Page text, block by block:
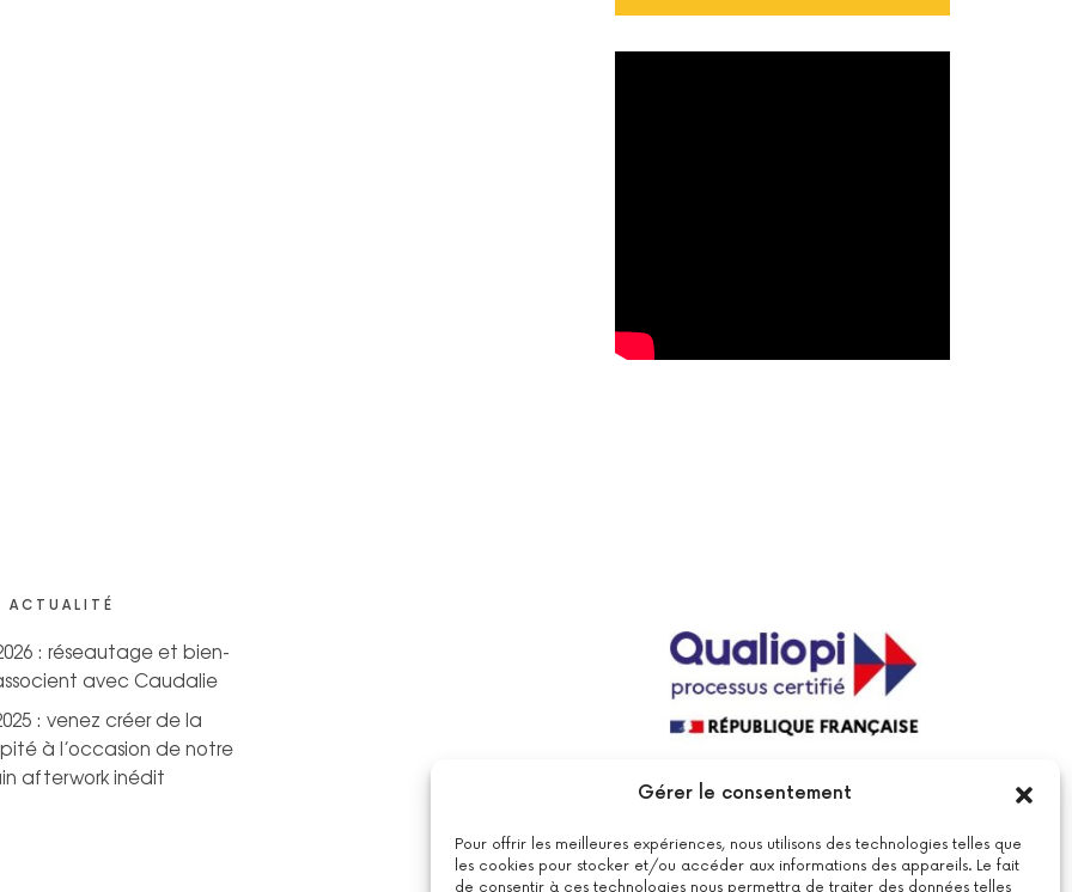
Gérer le consentement
Pour offrir les meilleures expériences, nous utilisons des technologies telles que
les cookies pour stocker et/ou accéder aux informations des appareils. Le fait
de consentir à ces technologies nous permettra de traiter des données telles
ACTUALITÉ
: réseautage et bien-
avec Caudalie
: venez créer de la
à l’occasion de notre
afterwork inédit
La certification qualité a été délivrée au
de formations.Voir le certificat